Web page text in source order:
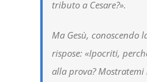
tributo a Cesare?».
Ma Gesù, conoscendo
rispose: «Ipocriti,
alla prova?